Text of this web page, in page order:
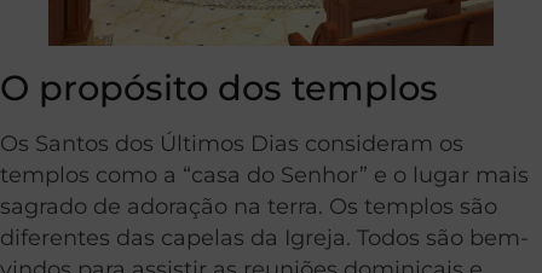
O propósito dos templos
Os Santos dos Últimos Dias consideram os
templos como a “casa do Senhor” e o lugar mais
sagrado de adoração na terra. Os templos são
diferentes das capelas da Igreja. Todos são bem-